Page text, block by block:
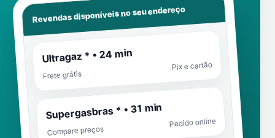
Revendas disponíveis no seu endereço
Ultragaz * • 24 min
Frete grátis
Pix e cartão
Supergasbras * • 31 min
Compare preços
Pedido online